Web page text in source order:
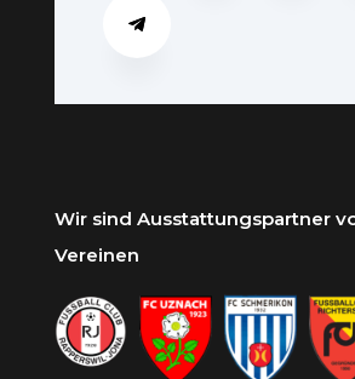
Wir sind Ausstattungspartner
Vereinen